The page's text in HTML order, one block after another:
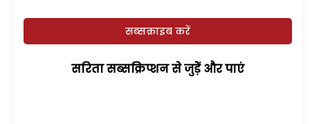
सब्सक्राइब करें
सरिता सब्सक्रिप्शन से जुड़ेें और पाएं